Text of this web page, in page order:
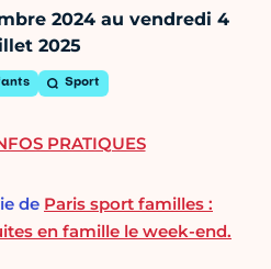
2024 au vendredi 4
2025
Sport
de Paris sport familles :
en famille le week-end.
PRATIQUES